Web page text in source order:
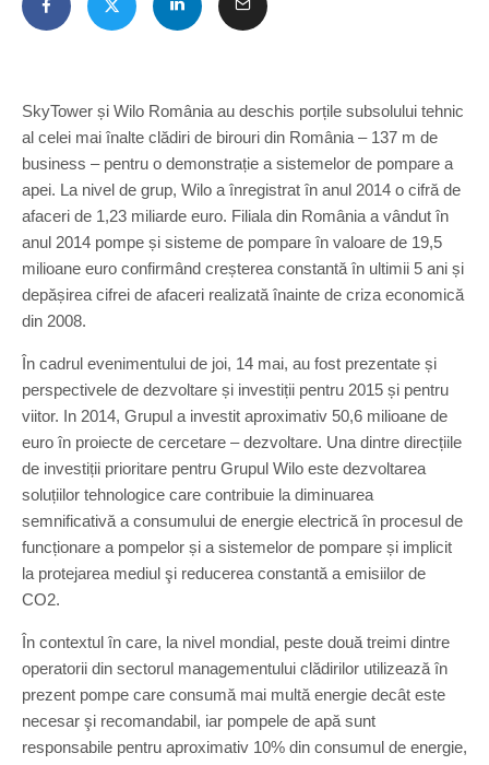
SkyTower și Wilo România au deschis porțile subsolului tehnic
al celei mai înalte clădiri de birouri din România – 137 m de
business – pentru o demonstrație a sistemelor de pompare a
apei. La nivel de grup, Wilo a înregistrat în anul 2014 o cifră de
afaceri de 1,23 miliarde euro. Filiala din România a vândut în
anul 2014 pompe și sisteme de pompare în valoare de 19,5
milioane euro confirmând creșterea constantă în ultimii 5 ani și
depășirea cifrei de afaceri realizată înainte de criza economică
din 2008.
În cadrul evenimentului de joi, 14 mai, au fost prezentate și
perspectivele de dezvoltare și investiții pentru 2015 și pentru
viitor. In 2014, Grupul a investit aproximativ 50,6 milioane de
euro în proiecte de cercetare – dezvoltare. Una dintre direcțiile
de investiții prioritare pentru Grupul Wilo este dezvoltarea
soluțiilor tehnologice care contribuie la diminuarea
semnificativă a consumului de energie electrică în procesul de
funcționare a pompelor și a sistemelor de pompare și implicit
la protejarea mediul şi reducerea constantă a emisiilor de
CO2.
În contextul în care, la nivel mondial, peste două treimi dintre
operatorii din sectorul managementului clădirilor utilizează în
prezent pompe care consumă mai multă energie decât este
necesar şi recomandabil, iar pompele de apă sunt
responsabile pentru aproximativ 10% din consumul de energie,